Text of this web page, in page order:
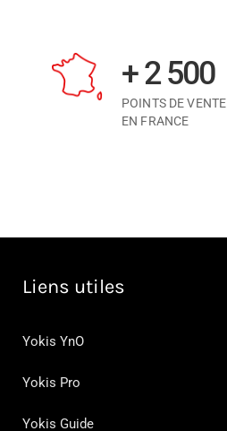
+ 2 500
POINTS DE VENTE
EN FRANCE
Liens utiles
Yokis YnO
Yokis Pro
Yokis Guide